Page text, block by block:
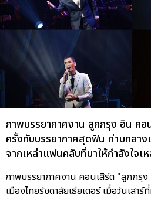
ภาพบรรยากาศงาน ลูกกรุง อิน ค
ครั้งกับบรรยากาศสุดฟิน ท่ามกลาง
จากเหล่าแฟนคลับที่มาให้กำลังใจเ
ภาพบรรยากาศงาน คอนเสิร์ต "ลูกกรุ
เมืองไทยรัชดาลัยเธียเตอร์ เมื่อวันเสาร์